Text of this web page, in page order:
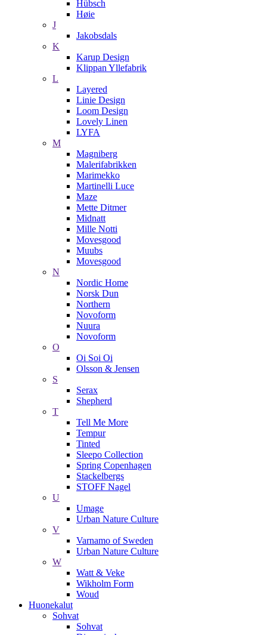
Hübsch
Høie
J
Jakobsdals
K
Karup Design
Klippan Yllefabrik
L
Layered
Linie Design
Loom Design
Lovely Linen
LYFA
M
Magniberg
Malerifabrikken
Marimekko
Martinelli Luce
Maze
Mette Ditmer
Midnatt
Mille Notti
Movesgood
Muubs
Movesgood
N
Nordic Home
Norsk Dun
Northern
Novoform
Nuura
Novoform
O
Oi Soi Oi
Olsson & Jensen
S
Serax
Shepherd
T
Tell Me More
Tempur
Tinted
Sleepo Collection
Spring Copenhagen
Stackelbergs
STOFF Nagel
U
Umage
Urban Nature Culture
V
Varnamo of Sweden
Urban Nature Culture
W
Watt & Veke
Wikholm Form
Woud
Huonekalut
Sohvat
Sohvat